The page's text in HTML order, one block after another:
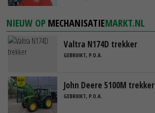
NIEUW OP MECHANISATIEMARKT.NL
Valtra N174D trekker
GEBRUIKT, P.O.A.
John Deere 5100M
GEBRUIKT, P.O.A.